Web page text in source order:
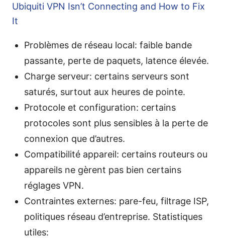
Ubiquiti VPN Isn’t Connecting and How to Fix
It
Problèmes de réseau local: faible bande
passante, perte de paquets, latence élevée.
Charge serveur: certains serveurs sont
saturés, surtout aux heures de pointe.
Protocole et configuration: certains
protocoles sont plus sensibles à la perte de
connexion que d’autres.
Compatibilité appareil: certains routeurs ou
appareils ne gèrent pas bien certains
réglages VPN.
Contraintes externes: pare-feu, filtrage ISP,
politiques réseau d’entreprise. Statistiques
utiles: